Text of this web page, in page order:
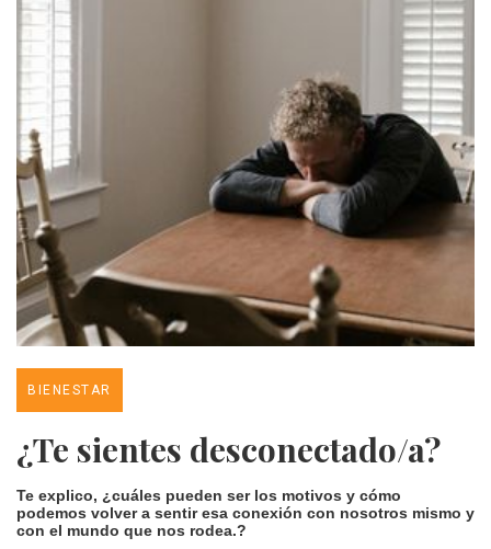
BIENESTAR
¿Te sientes desconectado/a?
Te explico, ¿cuáles pueden ser los motivos y cómo
podemos volver a sentir esa conexión con nosotros mismo y
con el mundo que nos rodea.?